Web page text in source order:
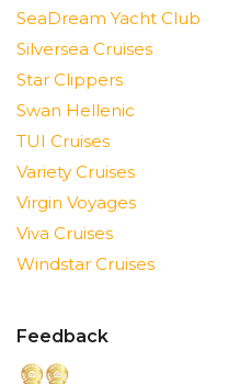
SeaDream Yacht Club
Silversea Cruises
Star Clippers
Swan Hellenic
TUI Cruises
Variety Cruises
Virgin Voyages
Viva Cruises
Windstar Cruises
Feedback